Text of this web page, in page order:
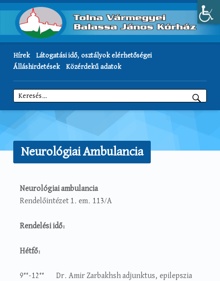
Hírek
Látogatási idő, osztályok elérhetőségei
Álláshirdetések
Közérdekű adatok
Keresés:
Neurológiai Ambulancia
Neurológiai ambulancia
Rendelőintézet 1. em. 113/A
Rendelési idő:
Hétfő:
9°°-12°°
Dr. Amir Zarbakhsh adjunktus, epilepszia